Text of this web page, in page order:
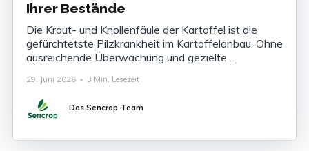
Ihrer Bestände
Die Kraut- und Knollenfäule der Kartoffel ist die
gefürchtetste Pilzkrankheit im Kartoffelanbau. Ohne
ausreichende Überwachung und gezielte
% der Ernte betragen. Die Krankheit zu kennen, ihre
Symptome zu erkennen und ihr Auftreten
rechtzeitig vorherzusagen ist heute unverzichtbar,
29. Juni 2026 • 3 Min. Lesezeit
Das Sencrop-Team